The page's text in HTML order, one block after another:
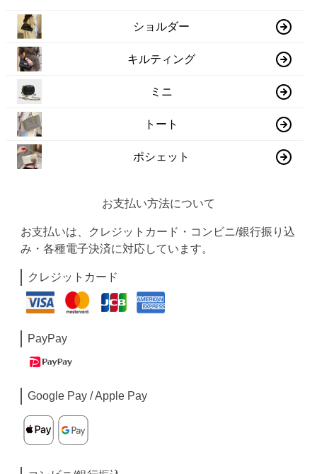
ショルダー
キルティング
ミニ
トート
ポシェット
お支払い方法について
お支払いは、クレジットカード・コンビニ/銀行振り込
み・各種電子決済に対応しています。
クレジットカード
PayPay
Google Pay / Apple Pay